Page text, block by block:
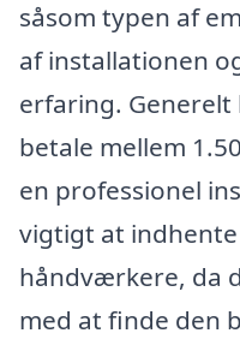
såsom typen af
af installationen
erfaring.
betale mellem
en professionel
vigtigt at
håndværkere, da
med at finde den